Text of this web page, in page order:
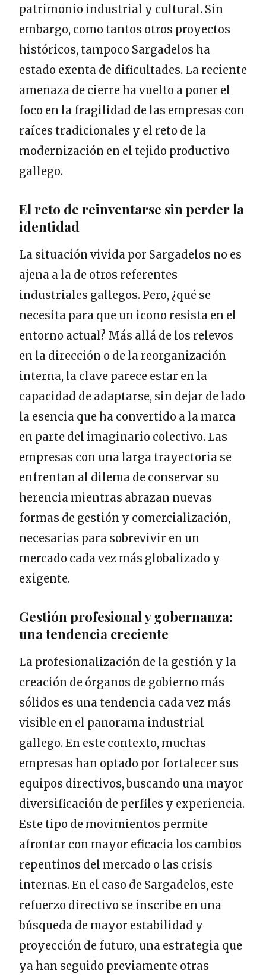
patrimonio industrial y cultural. Sin
embargo, como tantos otros proyectos
históricos, tampoco Sargadelos ha
estado exenta de dificultades. La reciente
amenaza de cierre ha vuelto a poner el
foco en la fragilidad de las empresas con
raíces tradicionales y el reto de la
modernización en el tejido productivo
gallego.
El reto de reinventarse sin perder la
identidad
La situación vivida por Sargadelos no es
ajena a la de otros referentes
industriales gallegos. Pero, ¿qué se
necesita para que un icono resista en el
entorno actual? Más allá de los relevos
en la dirección o de la reorganización
interna, la clave parece estar en la
capacidad de adaptarse, sin dejar de lado
la esencia que ha convertido a la marca
en parte del imaginario colectivo. Las
empresas con una larga trayectoria se
enfrentan al dilema de conservar su
herencia mientras abrazan nuevas
formas de gestión y comercialización,
necesarias para sobrevivir en un
mercado cada vez más globalizado y
exigente.
Gestión profesional y gobernanza:
una tendencia creciente
La profesionalización de la gestión y la
creación de órganos de gobierno más
sólidos es una tendencia cada vez más
visible en el panorama industrial
gallego. En este contexto, muchas
empresas han optado por fortalecer sus
equipos directivos, buscando una mayor
diversificación de perfiles y experiencia.
Este tipo de movimientos permite
afrontar con mayor eficacia los cambios
repentinos del mercado o las crisis
internas. En el caso de Sargadelos, este
refuerzo directivo se inscribe en una
búsqueda de mayor estabilidad y
proyección de futuro, una estrategia que
ya han seguido previamente otras